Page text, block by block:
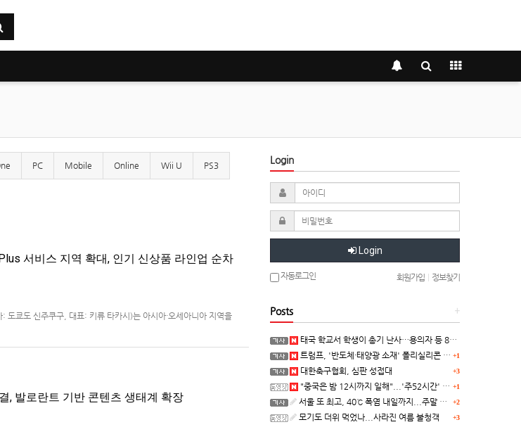
PC Mobile Online Wii U PS3
서비스 지역 확대, 인기 신상품 라인업 순차
쿄도 신주쿠구, 대표: 키류 타카시)는 아시아·오세아니아 지역을
, 발로란트 기반 콘텐츠 생태계 확장
Login
Login
자동로그인 회원가입 정보찾기
+
Posts
태국 학교서 학생이 총기 난사…용의자 등 8명 숨져
+1
트럼프, '반도체·태양광 소재' 폴리실리콘 파생 제품에 15% 관세...한국 기업도 영향
+3
대한축구협회, 심판 성접대
+1
"중국은 밤 12시까지 일해"...'주52시간' 손볼까
+2
서울 또 최고, 40℃ 폭염 내일까지...주말 동쪽 비바람
+3
모기도 더위 먹었나...사라진 여름 불청객